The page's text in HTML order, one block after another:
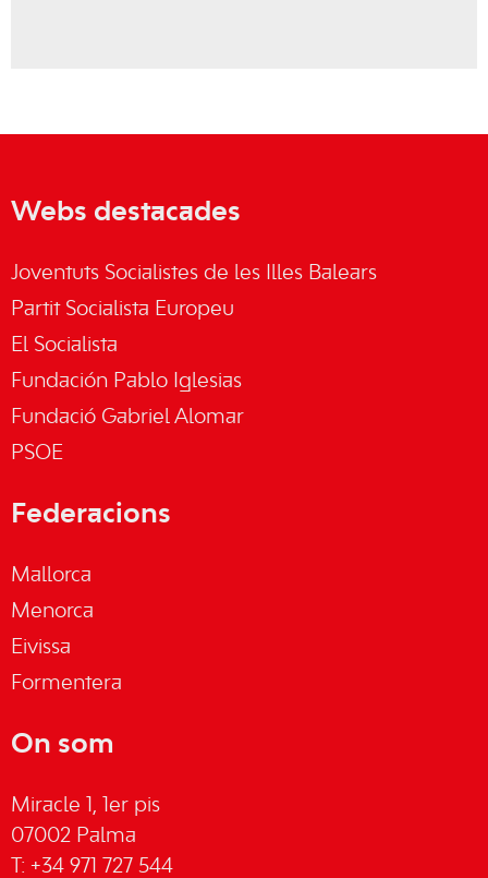
Webs destacades
Joventuts Socialistes de les Illes Balears
Partit Socialista Europeu
El Socialista
Fundación Pablo Iglesias
Fundació Gabriel Alomar
PSOE
Federacions
Mallorca
Menorca
Eivissa
Formentera
On som
Miracle 1, 1er pis
07002 Palma
T: +34 971 727 544